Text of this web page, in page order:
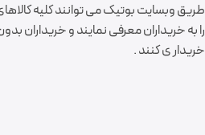
طریق وبسایت بوتیک می توانند کلیه
را به خریداران معرفی نمایند و خریداران
خریدار ی کنند .